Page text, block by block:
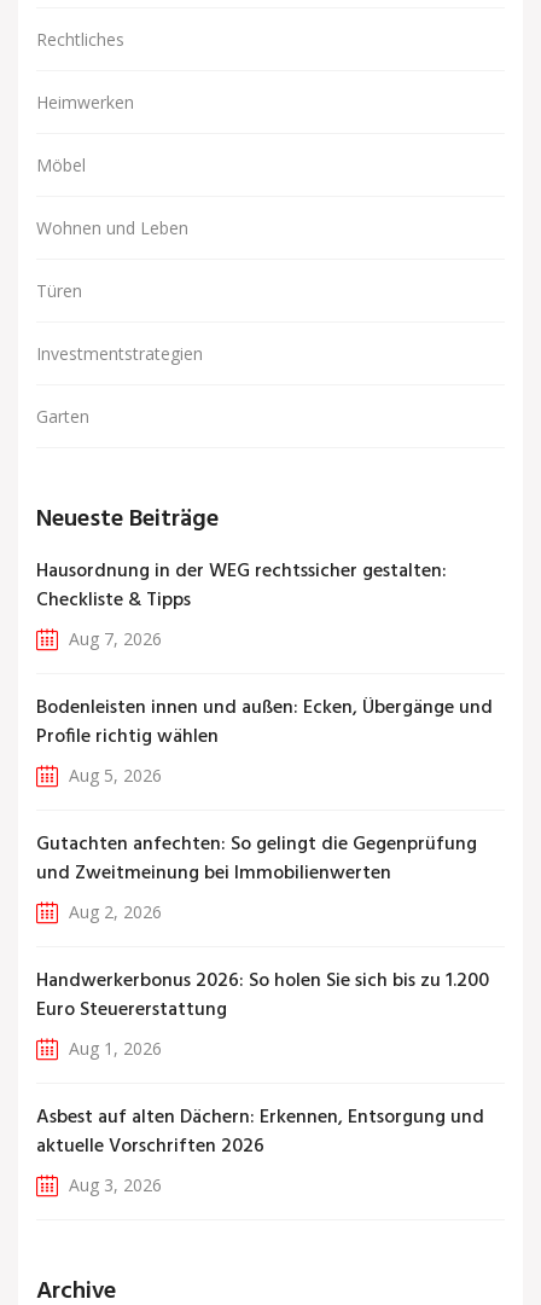
Rechtliches
Heimwerken
Möbel
Wohnen und Leben
Türen
Investmentstrategien
Garten
Neueste Beiträge
Hausordnung in der WEG rechtssicher gestalten:
Checkliste & Tipps
Aug 7, 2026
Bodenleisten innen und außen: Ecken, Übergänge und
Profile richtig wählen
Aug 5, 2026
Gutachten anfechten: So gelingt die Gegenprüfung
und Zweitmeinung bei Immobilienwerten
Aug 2, 2026
Handwerkerbonus 2026: So holen Sie sich bis zu 1.200
Euro Steuererstattung
Aug 1, 2026
Asbest auf alten Dächern: Erkennen, Entsorgung und
aktuelle Vorschriften 2026
Aug 3, 2026
Archive